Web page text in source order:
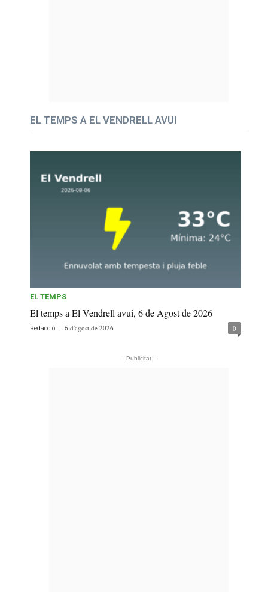
EL TEMPS A EL VENDRELL AVUI
EL TEMPS
El temps a El Vendrell avui, 6 de Agost de 2026
Redacció - 6 d'agost de 2026 0
- Publicitat -